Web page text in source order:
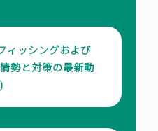
ィッシングおよび
勢と対策の最新動